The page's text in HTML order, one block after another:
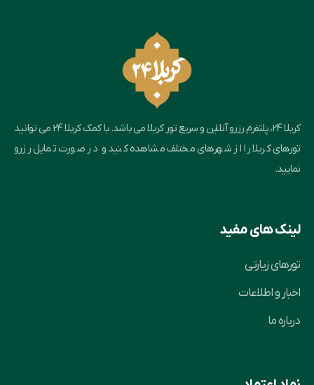
کربلا 24، پلتفرم رزرو آنلاین و سریع تور کربلا می باشد. با کمک کربلا 24 می توانید
تورهای کربلا را از شهرهای مختلف مشاهده کنید و در صورت تمایل رزرو
نمایید.
لینک های مفید
تورهای زیارتی
اخبار و اطلاعات
درباره ما